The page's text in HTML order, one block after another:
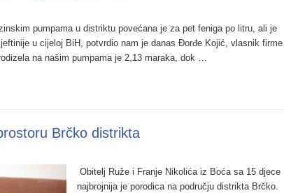
pumpama u distriktu povećana je za pet feniga po litru, ali je
u cijeloj BiH, potvrdio nam je danas Đorđe Kojić, vlasnik firme
na našim pumpama je 2,13 maraka, dok …
Brčko distrikta
Obitelj Ruže i Franje Nikolića iz Boća sa 15 djece
najbrojnija je porodica na području distrikta Brčko.